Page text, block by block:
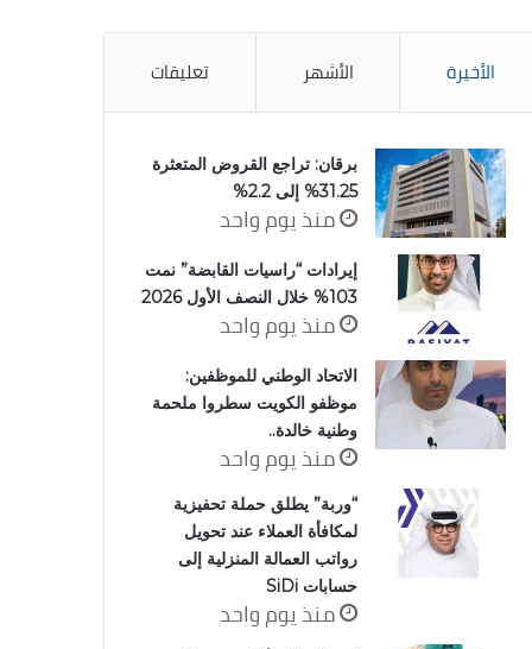
الأخيرة الأشهر تعليقات
برقان: تراجع القروض المتعثرة
31.25% إلى 2.2%
منذ يوم واحد
إيرادات “راسيات القابضة” نمت
103% خلال النصف الأول 2026
منذ يوم واحد
الاتحاد الوطني للموظفين:
موظفو الكويت سطروا ملحمة
وطنية خالدة..
منذ يوم واحد
“وربة” يطلق حملة تحفيزية
لمكافأة العملاء عند تحويل
رواتب العمالة المنزلية إلى
حسابات SiDi
منذ يوم واحد